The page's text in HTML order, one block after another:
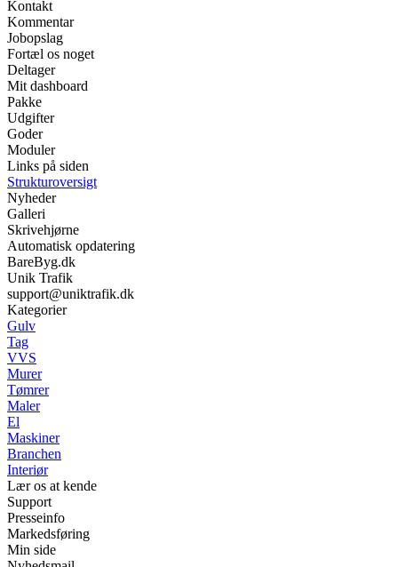
Kontakt
Kommentar
Jobopslag
Fortæl os noget
Deltager
Mit dashboard
Pakke
Udgifter
Goder
Moduler
Links på siden
Strukturoversigt
Nyheder
Galleri
Skrivehjørne
Automatisk opdatering
BareByg.dk
Unik Trafik
support@uniktrafik.dk
Kategorier
Gulv
Tag
VVS
Murer
Tømrer
Maler
El
Maskiner
Branchen
Interiør
Lær os at kende
Support
Presseinfo
Markedsføring
Min side